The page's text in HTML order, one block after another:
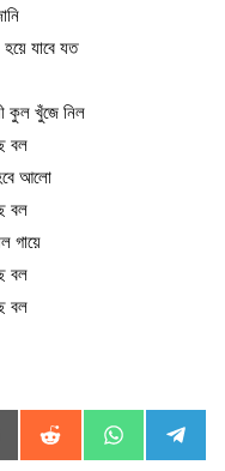
যাবে যত
কুল খুঁজে নিল
বল
আলো
বল
গায়ে
বল
বল
Share
on
R
e
Share
on
W
h
on
e